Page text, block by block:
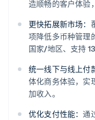
造顺畅的客户体验
更快拓展新市场：
项降低多币种管理
国家/地区、支持
统一线下与线上付
体化商务体验，实
加收入。
优化支付性能：通
English